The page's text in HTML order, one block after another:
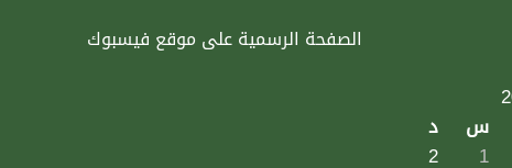
س د
1
2
الصفحة الرسمية على موقع فيسبوك